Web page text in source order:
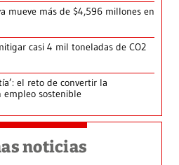
mueve más de $4,596 millones en
casi 4 mil toneladas de CO2
el reto de convertir la
empleo sostenible
noticias